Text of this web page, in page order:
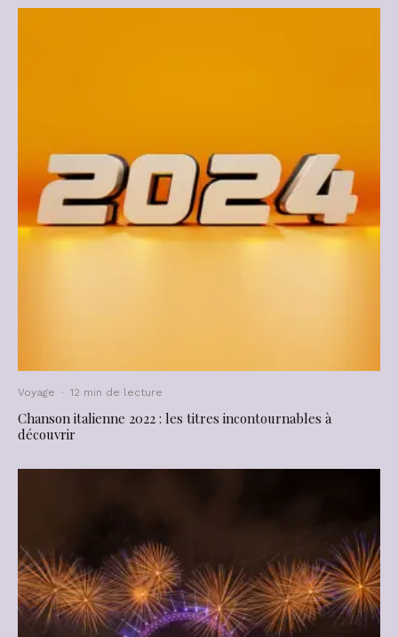
Voyage · 12 min de lecture
Chanson italienne 2022 : les titres incontournables à
découvrir